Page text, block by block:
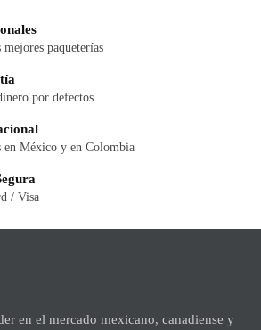
paqueterías
por defectos
en México y en Colombia
/ Visa
en el mercado mexicano, canadiense y